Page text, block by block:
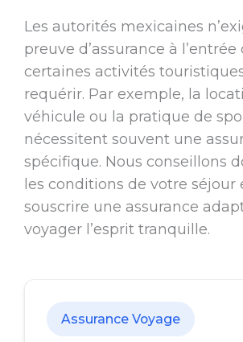
Les autorités mexicaines
preuve d’assurance à
certaines activités
requérir. Par exemple, la
véhicule ou la pratique de
nécessitent souvent une
spécifique. Nous conseillons
les conditions de votre séjour
souscrire une assurance
voyager l’esprit tranquille.
Assurance Voyage